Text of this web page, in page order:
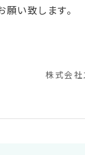
い致します。
株式会社